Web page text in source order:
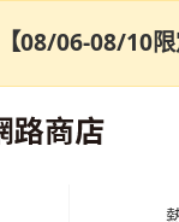
【08/06-08/10